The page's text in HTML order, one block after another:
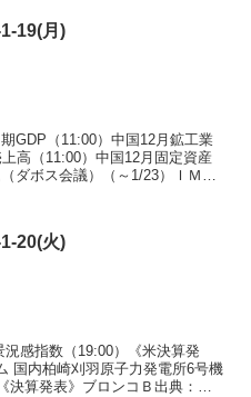
19(月)
GDP（11:00）中国12月鉱工業
高（11:00）中国12月固定資産
ダボス会議）（～1/23）ＩＭＦ
20(火)
感指数（19:00）《米決算発
国内柏崎刈羽原子力発電所6号機
決算発表》ブロンコＢ出典：ト